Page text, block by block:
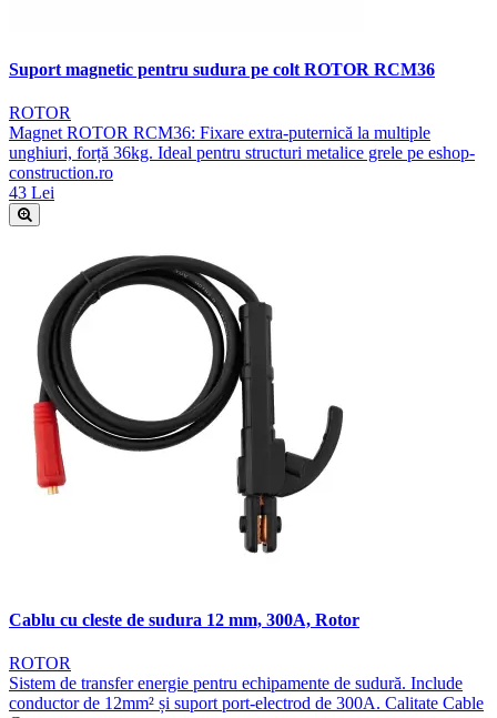
Suport magnetic pentru sudura pe colt ROTOR RCM36
ROTOR
Magnet ROTOR RCM36: Fixare extra-puternică la multiple
unghiuri, forță 36kg. Ideal pentru structuri metalice grele pe eshop-
construction.ro
43 Lei
Cablu cu cleste de sudura 12 mm, 300A, Rotor
ROTOR
Sistem de transfer energie pentru echipamente de sudură. Include
conductor de 12mm² și suport port-electrod de 300A. Calitate Cable